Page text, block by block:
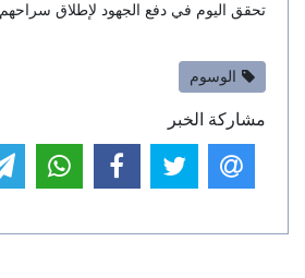
تحقق اليوم في دفع الجهود لإطلاق سراحهم.
الوسوم
مشاركة الخبر